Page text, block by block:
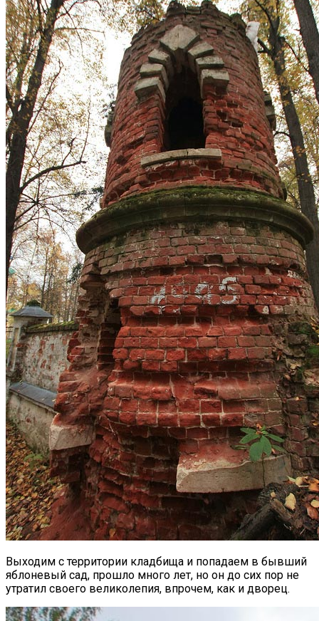
Выходим с территории кладбища и попадаем в бывший
яблоневый сад, прошло много лет, но он до сих пор не
утратил своего великолепия, впрочем, как и дворец.